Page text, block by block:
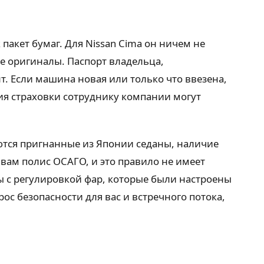
бумаг. Для Nissan Cima он ничем не
оригиналы. Паспорт владельца,
Если машина новая или только что ввезена,
страховки сотруднику компании могут
пригнанные из Японии седаны, наличие
полис ОСАГО, и это правило не имеет
с регулировкой фар, которые были настроены
безопасности для вас и встречного потока,